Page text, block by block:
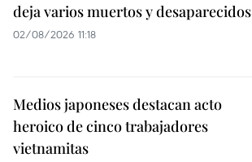
deja varios muertos y desaparecidos
02/08/2026 11:18
Medios japoneses destacan acto
heroico de cinco trabajadores
vietnamitas